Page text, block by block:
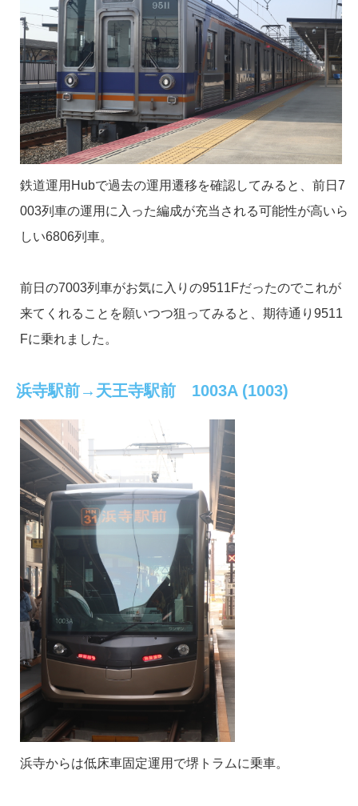
鉄道運用Hubで過去の運用遷移を確認してみると、前日7
003列車の運用に入った編成が充当される可能性が高いら
しい6806列車。
前日の7003列車がお気に入りの9511Fだったのでこれが
来てくれることを願いつつ狙ってみると、期待通り9511
Fに乗れました。
浜寺駅前→天王寺駅前 1003A (1003)
浜寺からは低床車固定運用で堺トラムに乗車。